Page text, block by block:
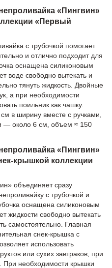
«Пингвин»
«Первый
с трубочкой помогает
и отлично подходит для
оснащена силиконовым
воде свободно вытекать и
тянуть жидкость. Двойные
а при необходимости
поильник как чашку.
в ширину вместе с ручками,
— около 6 см, объем ≈ 150
«Пингвин»
крышкой коллекции
объединяет сразу
с трубочкой и
оснащена силиконовым
жидкости свободно вытекать
самостоятельно. Главная
снек-крышка с
использовать
или сухих завтраков, при
При необходимости крышки